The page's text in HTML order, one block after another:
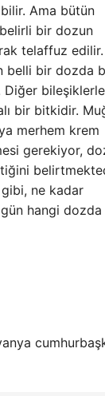
Ama bütün
belirli bir dozun
telaffuz edilir.
belli bir dozda
Diğer bileşiklerle
bir bitkidir.
merhem krem
gerekiyor,
ne kadar
hangi dozda